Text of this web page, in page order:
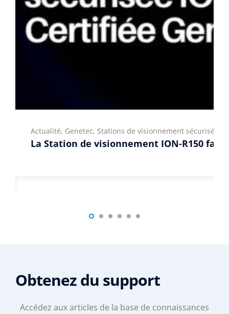
Actualité, Genetec, Stations de visionnement sécurisées
La Station de visionnement ION-R150
Obtenez du support
Accédez aux articles de la base de connaissances